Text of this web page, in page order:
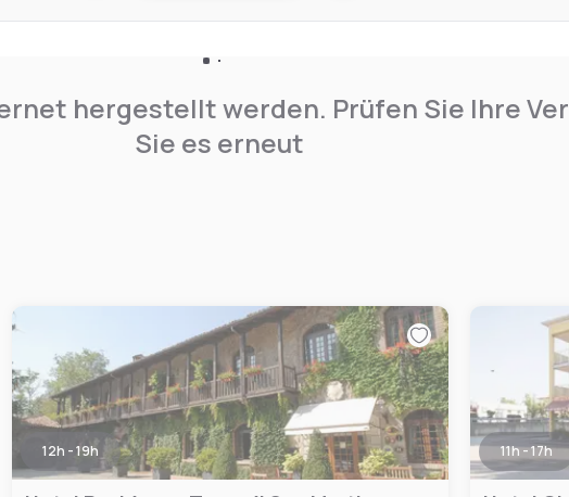
hergestellt werden. Prüfen Sie Ihre
Sie es erneut
12h - 19h 11h - 17h